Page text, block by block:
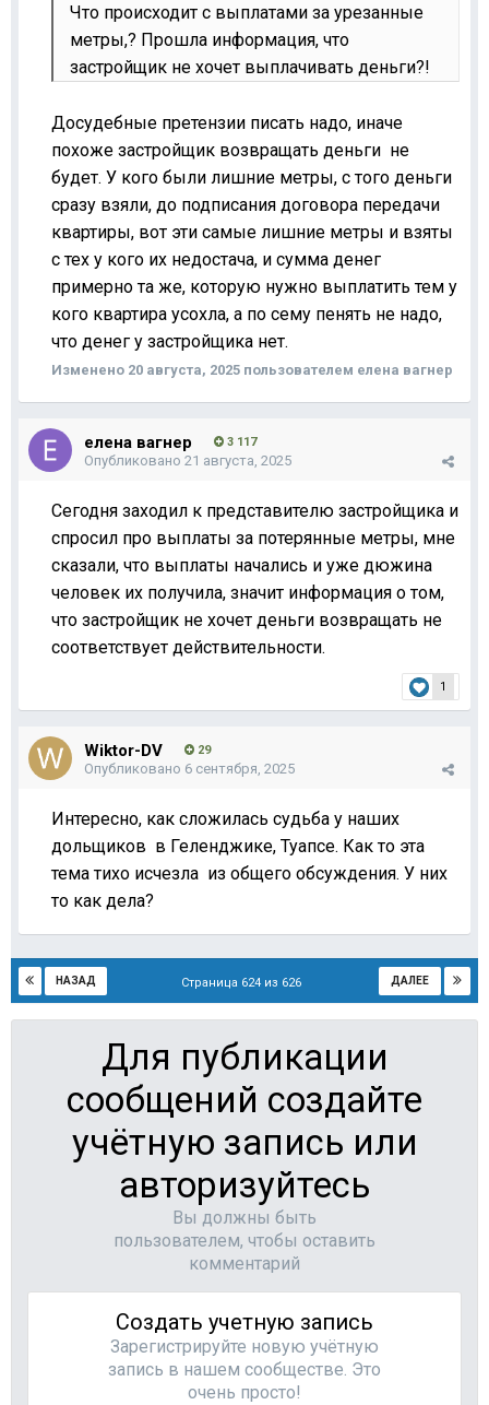
Что происходит с выплатами за урезанные
метры,? Прошла информация, что
застройщик не хочет выплачивать деньги?!
Досудебные претензии писать надо, иначе
похоже застройщик возвращать деньги не
будет. У кого были лишние метры, с того деньги
сразу взяли, до подписания договора передачи
квартиры, вот эти самые лишние метры и взяты
с тех у кого их недостача, и сумма денег
примерно та же, которую нужно выплатить тем у
кого квартира усохла, а по сему пенять не надо,
что денег у застройщика нет.
Изменено 20 августа, 2025 пользователем елена вагнер
елена вагнер 3 117
Опубликовано 21 августа, 2025
Сегодня заходил к представителю застройщика и
спросил про выплаты за потерянные метры, мне
сказали, что выплаты начались и уже дюжина
человек их получила, значит информация о том,
что застройщик не хочет деньги возвращать не
соответствует действительности.
1
Wiktor-DV 29
Опубликовано 6 сентября, 2025
Интересно, как сложилась судьба у наших
дольщиков в Геленджике, Туапсе. Как то эта
тема тихо исчезла из общего обсуждения. У них
то как дела?
НАЗАД ДАЛЕЕ
Страница 624 из 626
Для публикации
сообщений создайте
учётную запись или
авторизуйтесь
Вы должны быть
пользователем, чтобы оставить
комментарий
Создать учетную запись
Зарегистрируйте новую учётную
запись в нашем сообществе. Это
очень просто!